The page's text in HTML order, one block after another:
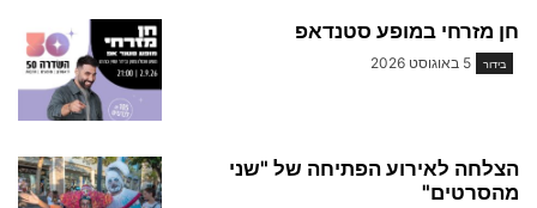
חן מזרחי במופע סטנדאפ
בידור 5 באוגוסט 2026
הצלחה לאירוע הפתיחה של "שני
מהסרטים"